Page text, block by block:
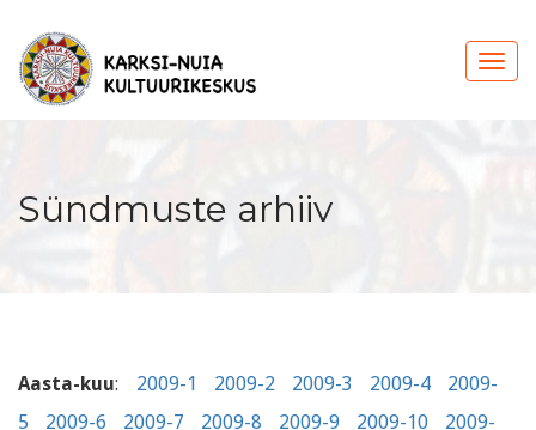
Sündmuste arhiiv
Aasta-kuu: 2009-1 2009-2 2009-3 2009-4
2009-
5
2009-6 2009-7 2009-8 2009-9 2009-10
2009-